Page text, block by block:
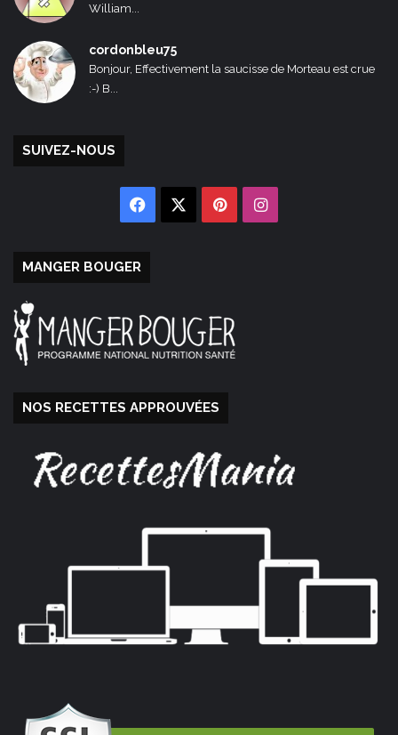
William...
cordonbleu75
Bonjour, Effectivement la saucisse de Morteau est crue
:-) B...
SUIVEZ-NOUS
Facebook PinterestInstagram
MANGER BOUGER
NOS RECETTES APPROUVÉES